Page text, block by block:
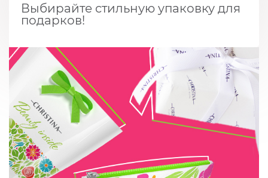
Выбирайте стильную упаковку для
подарков!